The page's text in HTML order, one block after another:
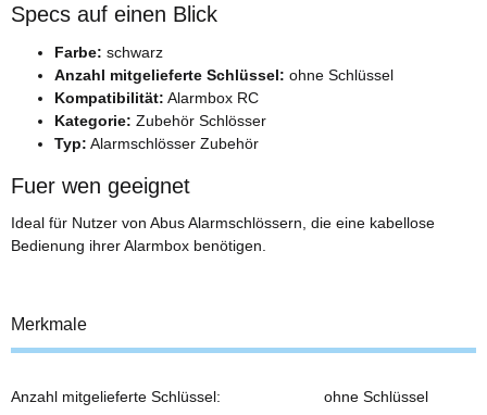
Specs auf einen Blick
Farbe: schwarz
Anzahl mitgelieferte Schlüssel: ohne Schlüssel
Kompatibilität: Alarmbox RC
Kategorie: Zubehör Schlösser
Typ: Alarmschlösser Zubehör
Fuer wen geeignet
Ideal für Nutzer von Abus Alarmschlössern, die eine kabellose
Bedienung ihrer Alarmbox benötigen.
Merkmale
Anzahl mitgelieferte Schlüssel: ohne Schlüssel